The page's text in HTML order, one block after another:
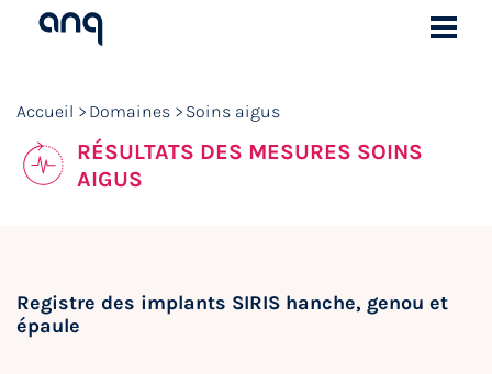
Accueil Domaines Soins aigus
RÉSULTATS DES MESURES SOINS
AIGUS
Registre des implants SIRIS hanche, genou et
épaule